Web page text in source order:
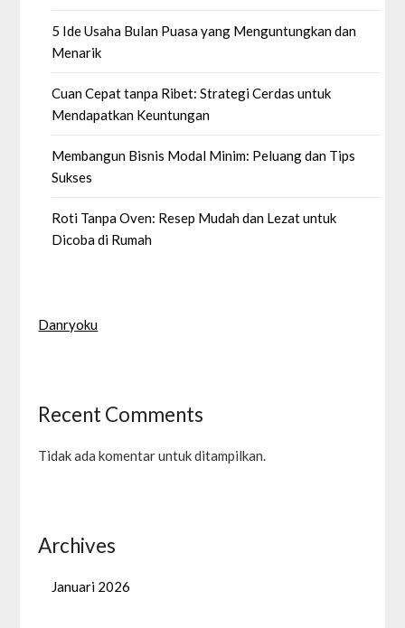
5 Ide Usaha Bulan Puasa yang Menguntungkan dan
Menarik
Cuan Cepat tanpa Ribet: Strategi Cerdas untuk
Mendapatkan Keuntungan
Membangun Bisnis Modal Minim: Peluang dan Tips
Sukses
Roti Tanpa Oven: Resep Mudah dan Lezat untuk
Dicoba di Rumah
Danryoku
Recent Comments
Tidak ada komentar untuk ditampilkan.
Archives
Januari 2026